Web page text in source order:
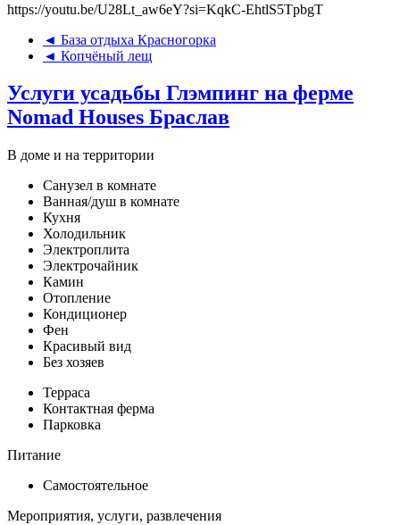
https://youtu.be/U28Lt_aw6eY?si=KqkC-EhtlS5TpbgT
◄ База отдыха Красногорка
◄ Копчёный лещ
Услуги усадьбы Глэмпинг на ферме
Nomad Houses Браслав
В доме и на территории
Санузел в комнате
Ванная/душ в комнате
Кухня
Холодильник
Электроплита
Электрочайник
Камин
Отопление
Кондиционер
Фен
Красивый вид
Без хозяев
Терраса
Контактная ферма
Парковка
Питание
Самостоятельное
Мероприятия, услуги, развлечения